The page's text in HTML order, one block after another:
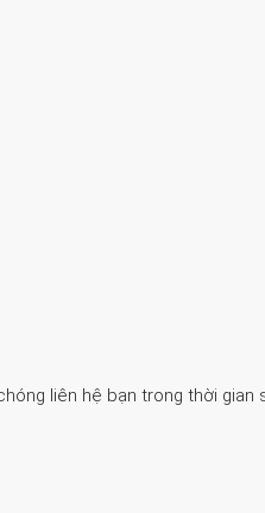
liên hệ bạn trong thời gian